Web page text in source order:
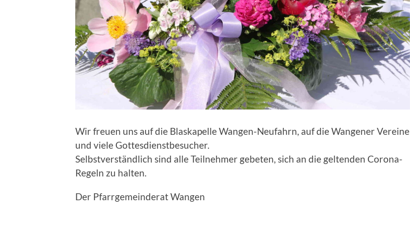
Wir freuen uns auf die Blaskapelle Wangen-Neufahrn, auf die Wangener Vereine
und viele Gottesdienstbesucher.
Selbstverständlich sind alle Teilnehmer gebeten, sich an die geltenden Corona-
Regeln zu halten.
Der Pfarrgemeinderat Wangen